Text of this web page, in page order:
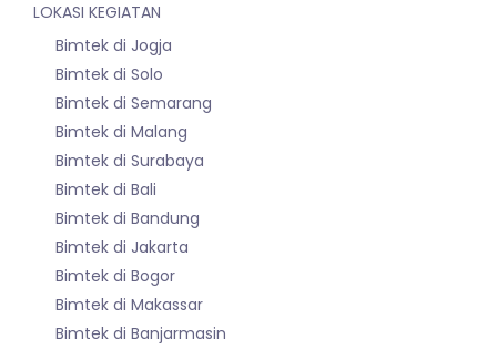
LOKASI KEGIATAN
Bimtek di Jogja
Bimtek di Solo
Bimtek di Semarang
Bimtek di Malang
Bimtek di Surabaya
Bimtek di Bali
Bimtek di Bandung
Bimtek di Jakarta
Bimtek di Bogor
Bimtek di Makassar
Bimtek di Banjarmasin